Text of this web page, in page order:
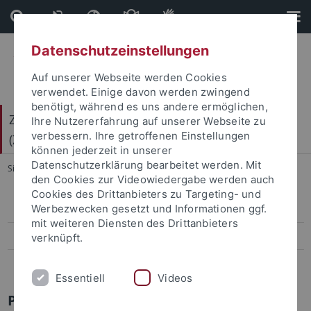
Direkt
zum
Inhalt
Direkt
zur
Fußleiste
Zentrum für Gender- und Diversitätsforschung
(ZGD)
Sie sind hier: Startseite ... Katja Kauer
Renate Baumgartner
Hannah Bennani
PD Dr. Katja Kauer
Datenschutzeinstellungen
Auf unserer Webseite werden Cookies
verwendet. Einige davon werden zwingend
benötigt, während es uns andere ermöglichen,
Ihre Nutzererfahrung auf unserer Webseite zu
verbessern. Ihre getroffenen Einstellungen
können jederzeit in unserer
Datenschutzerklärung bearbeitet werden. Mit
den Cookies zur Videowiedergabe werden auch
Cookies des Drittanbieters zu Targeting- und
Werbezwecken gesetzt und Informationen ggf.
mit weiteren Diensten des Drittanbieters
verknüpft.
Essentiell Videos